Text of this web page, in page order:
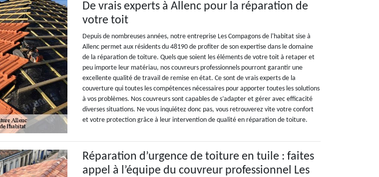
De vrais experts à Allenc pour la réparation de
votre toit
Depuis de nombreuses années, notre entreprise Les Compagons de l'habitat sise à
Allenc permet aux résidents du 48190 de profiter de son expertise dans le domaine
de la réparation de toiture. Quels que soient les éléments de votre toit à retaper et
peu importe leur matériau, nos couvreurs professionnels pourront garantir une
excellente qualité de travail de remise en état. Ce sont de vrais experts de la
couverture qui toutes les compétences nécessaires pour apporter toutes les solutions
à vos problèmes. Nos couvreurs sont capables de s’adapter et gérer avec efficacité
diverses situations. Ne vous inquiétez donc pas, vous retrouverez vite votre confort
et votre protection grâce à leur intervention de qualité en réparation de toiture.
Réparation d’urgence de toiture en tuile : faites
appel à l’équipe du couvreur professionnel Les